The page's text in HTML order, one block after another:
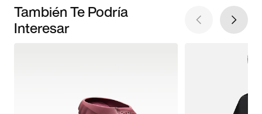
También Te Podría
Interesar